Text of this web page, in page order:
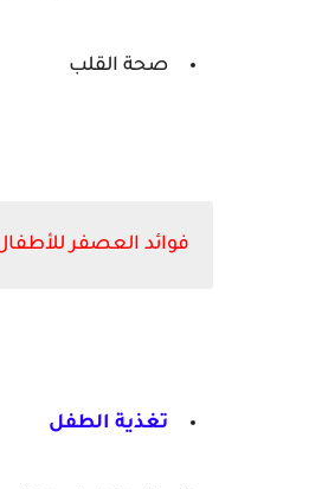
صحة القلب
فوائد العصفر
تغذية الطفل